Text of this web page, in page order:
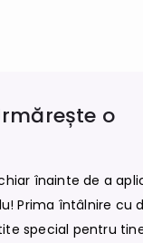
o
înainte de a
Prima întâlnire cu
special pentru